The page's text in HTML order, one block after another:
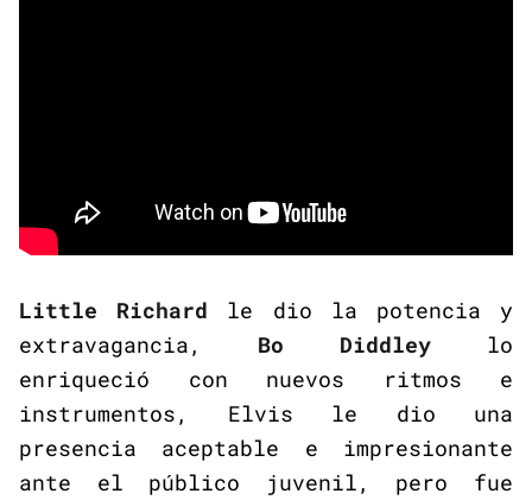
Little Richard le dio la potencia y
extravagancia, Bo Diddley lo
enriqueció con nuevos ritmos e
instrumentos, Elvis le dio una
presencia aceptable e impresionante
ante el público juvenil, pero fue